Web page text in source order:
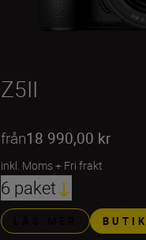
Z5II
från18 990,00 kr
inkl. Moms+ Fri frakt
6 paket
BUTIK